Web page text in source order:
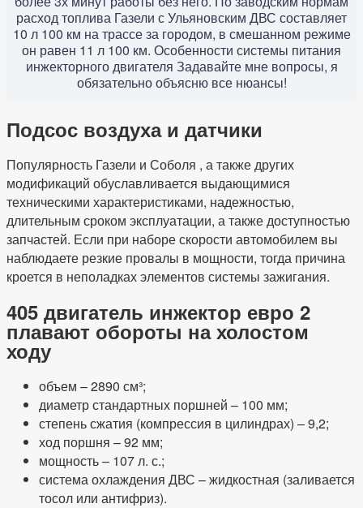
расход топлива Газели с Ульяновским ДВС составляет
10 л 100 км на трассе за городом, в смешанном режиме
он равен 11 л 100 км. Особенности системы питания
инжекторного двигателя Задавайте мне вопросы, я
обязательно объясню все нюансы!
Подсос воздуха и датчики
Популярность Газели и Соболя , а также других
модификаций обуславливается выдающимися
техническими характеристиками, надежностью,
длительным сроком эксплуатации, а также доступностью
запчастей. Если при наборе скорости автомобилем вы
наблюдаете резкие провалы в мощности, тогда причина
кроется в неполадках элементов системы зажигания.
405 двигатель инжектор евро 2
плавают обороты на холостом
ходу
объем – 2890 см³;
диаметр стандартных поршней – 100 мм;
степень сжатия (компрессия в цилиндрах) – 9,2;
ход поршня – 92 мм;
мощность – 107 л. с.;
система охлаждения ДВС – жидкостная (заливается
тосол или антифриз).